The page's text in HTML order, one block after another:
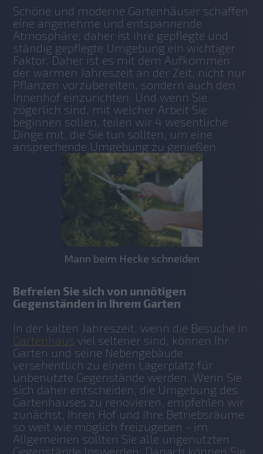
Schöne und moderne Gartenhäuser schaffen
eine angenehme und entspannende
Atmosphäre; daher ist ihre gepflegte und
ständig gepflegte Umgebung ein wichtiger
Faktor. Daher ist es mit dem Aufkommen
der warmen Jahreszeit an der Zeit, nicht nur
Pflanzen vorzubereiten, sondern auch den
Innenhof einzurichten. Und wenn Sie
zögerlich sind, mit welcher Arbeit Sie
beginnen sollen, teilen wir 4 wesentliche
Dinge mit, die Sie tun sollten, um eine
ansprechende Umgebung zu genießen.
Mann beim Hecke schneiden
Befreien Sie sich von unnötigen
Gegenständen in Ihrem Garten
Gartenhaus viel seltener sind, können Ihr
Garten und seine Nebengebäude
versehentlich zu einem Lagerplatz für
unbenutzte Gegenstände werden. Wenn Sie
sich daher entscheiden, die Umgebung des
Gartenhauses zu renovieren, empfehlen wir
zunächst, Ihren Hof und Ihre Betriebsräume
so weit wie möglich freizugeben - im
Allgemeinen sollten Sie alle ungenutzten
Gegenstände loswerden. Danach können Sie